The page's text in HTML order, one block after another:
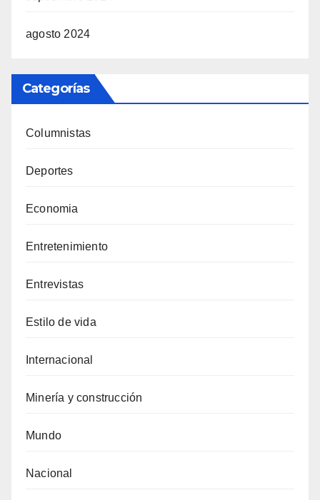
agosto 2024
Categorías
Columnistas
Deportes
Economia
Entretenimiento
Entrevistas
Estilo de vida
Internacional
Minería y construcción
Mundo
Nacional